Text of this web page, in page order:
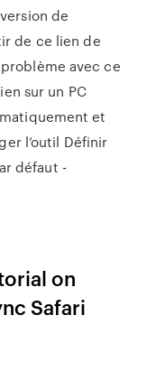
de
de ce lien de
avec ce
sur un PC
et
l’outil Définir
défaut -
on
Safari